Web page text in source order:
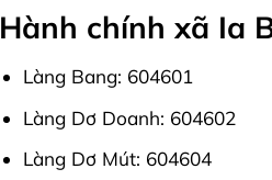
Hành chính xã Ia
Làng Bang: 604601
Làng Dơ Doanh: 604602
Làng Dơ Mút: 604604